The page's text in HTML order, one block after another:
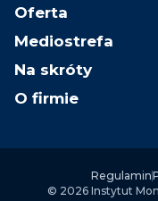
Oferta
Mediostrefa
Na skróty
O firmie
Regulamin
© 2026 Instytut